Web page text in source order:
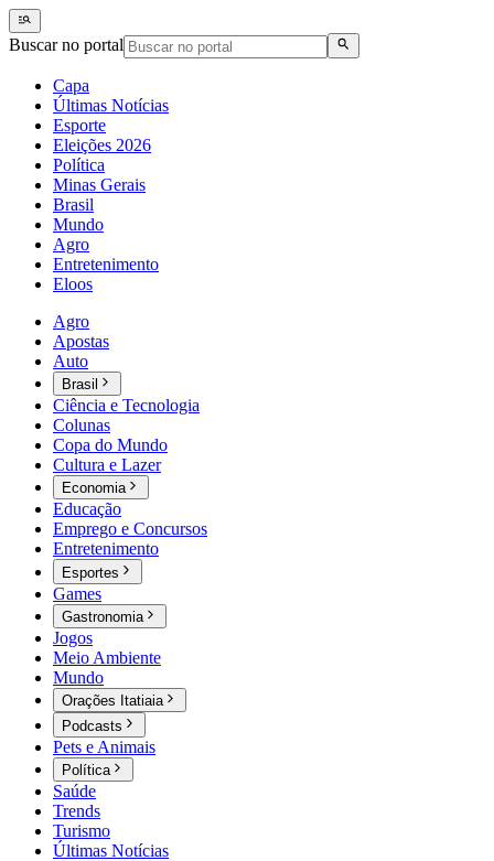
Buscar no portal
Capa
Últimas Notícias
Esporte
Eleições 2026
Política
Minas Gerais
Brasil
Mundo
Agro
Entretenimento
Eloos
Agro
Apostas
Auto
Brasil
Ciência e Tecnologia
Colunas
Copa do Mundo
Cultura e Lazer
Economia
Educação
Emprego e Concursos
Entretenimento
Esportes
Games
Gastronomia
Jogos
Meio Ambiente
Mundo
Orações Itatiaia
Podcasts
Pets e Animais
Política
Saúde
Trends
Turismo
Últimas Notícias